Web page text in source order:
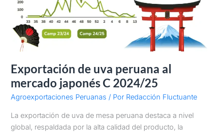
Exportación de uva peruana al
mercado japonés C 2024/25
Agroexportaciones Peruanas / Por Redacción Fluctuante
La exportación de uva de mesa peruana destaca a nivel
global, respaldada por la alta calidad del producto, la